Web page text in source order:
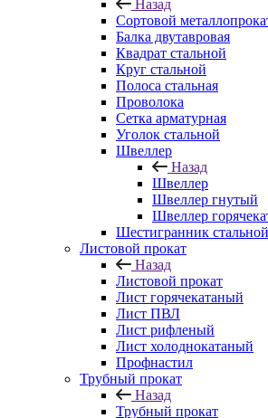
Назад
Сортовой
Балка двутавровая
Квадрат стальной
Круг стальной
Полоса стальная
Проволока
Сетка арматурная
Уголок стальной
Швеллер
Назад
Швеллер
Швеллер гнутый
Швеллер
Шестигранник стальной
Листовой прокат
Назад
Листовой прокат
Лист горячекатаный
Лист ПВЛ
Лист рифленый
Лист холоднокатаный
Профнастил
Трубный прокат
Назад
Трубный прокат